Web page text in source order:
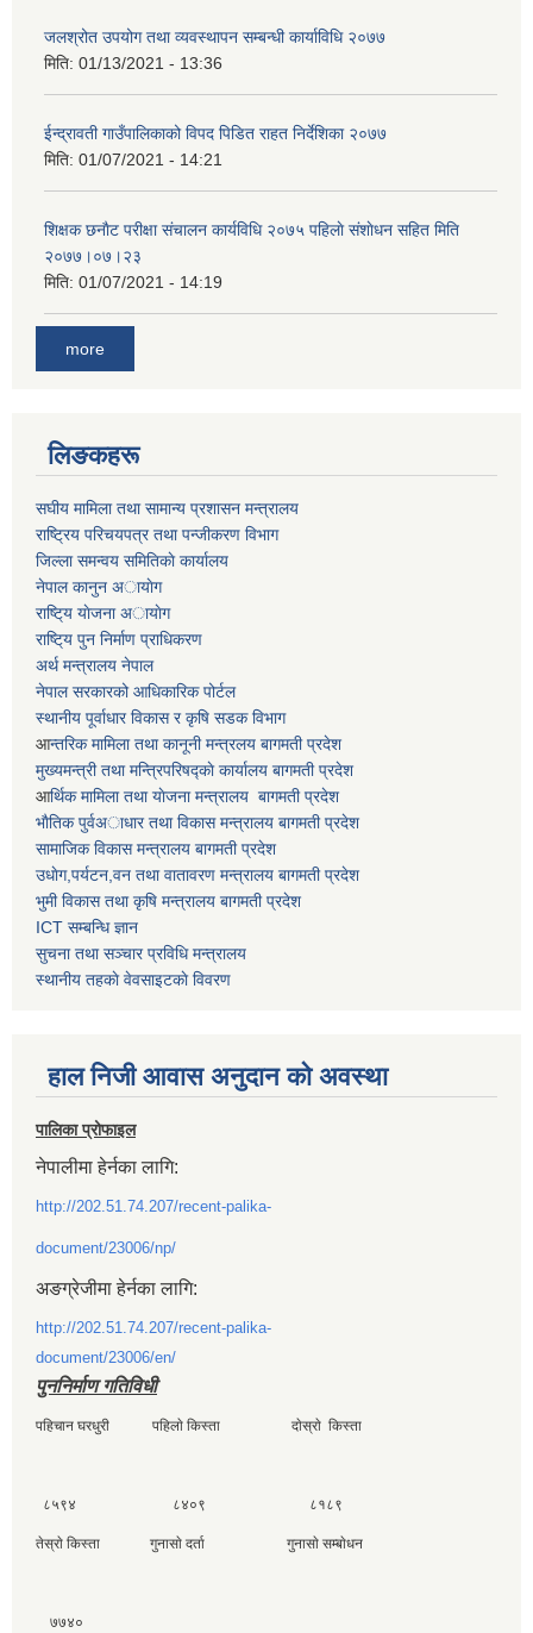
जलश्रोत उपयोग तथा व्यवस्थापन सम्बन्धी कार्याविधि २०७७
मिति: 01/13/2021 - 13:36
ईन्द्रावती गाउँपालिकाको विपद पिडित राहत निर्देशिका २०७७
मिति: 01/07/2021 - 14:21
शिक्षक छनाैट परीक्षा संचालन कार्यविधि २०७५ पहिलाे स‌ंशाेधन सहित मिति
२०७७।०७।२३
मिति: 01/07/2021 - 14:19
more
लिङकहरू
स‌घीय मामिला तथा सामान्य प्रशासन मन्त्रालय
राष्ट्रिय परिचयपत्र तथा पन्जीकरण विभाग
जिल्ला समन्वय समितिकाे कार्यालय
नेपाल कानुन अायाेग
राष्टि्य याेजना अायाेग
राष्टि्य पुन निर्माण प्राधिकरण
अर्थ मन्त्रालय नेपाल
नेपाल सरकारको आधिकारिक पोर्टल
स्थानीय पूर्वाधार विकास र कृषि सडक विभाग
आन्तरिक मामिला तथा कानूनी मन्त्रलय बागमती प्रदेश
मुख्यमन्त्री तथा मन्त्रिपरिषद्काे कार्यालय बागमती प्रदेश
आर्थिक मामिला तथा याेजना मन्त्रालय बागमती प्रदेश
भाैतिक पुर्वअाधार तथा विकास मन्त्रालय बागमती प्रदेश
सामाजिक विकास मन्त्रालय बागमती प्रदेश
उधाेग,पर्यटन,वन तथा वातावरण मन्त्रालय बागमती प्रदेश
भुमी विकास तथा कृषि मन्त्रालय बागमती प्रदेश
ICT सम्बन्धि ज्ञान
सुचना तथा सञ्चार प्रविधि मन्त्रालय
स्थानीय तहकाे वेवसाइटकाे विवरण
हाल निजी आवास अनुदान काे अवस्था
पालिका प्रोफाइल
नेपालीमा हेर्नका लागि:
http://202.51.74.207/recent-palika-
document/23006/np/
अङग्रेजीमा हेर्नका लागि:
http://202.51.74.207/recent-palika-
document/23006/en/
पुननिर्माण गतिविधी
पहिचान घरधुरी पहिलाे किस्ता दाेस्राे किस्ता
८५९४ ८४०९ ८१८९
तेस्राे किस्ता गुनासाे दर्ता गुनासाे सम्बाेधन
७७४०